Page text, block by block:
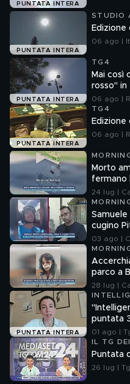
PUNTATA INTERA
PUNTATA INTERA
STUDIO
Edizione
06 ago |
PUNTATA INTERA
TG4
Mai così
rosso" in
06 ago |
PUNTATA INTERA
TG4
06 ago |
Morto
fermano
24 lug |
Samuele
cugino
03 ago |
parco a
28 lug |
PUNTATA INTERA
A NOI
puntata
01 ago |
IL TG
Puntata
26 lug |